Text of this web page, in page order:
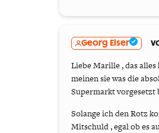
Georg Elser
Liebe Marille , das
meinen sie was die
Supermarkt vorgesetzt
Solange ich den Rotz
Mitschuld , egal ob es